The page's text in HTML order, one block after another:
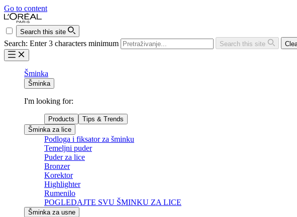
Go to content
Search this site
Search: Enter 3 characters minimum Search this site
Šminka
Šminka
I'm looking for:
Products
Tips & Trends
Šminka za lice
Podloga i fiksator za šminku
Temeljni puder
Puder za lice
Bronzer
Korektor
Highlighter
Rumenilo
POGLEDAJTE SVU ŠMINKU ZA LICE
Šminka za usne